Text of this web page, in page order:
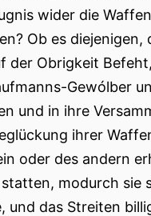
wider die
Ob es diejenigen,
der Obrigkeit
Gewólber
und in ihre
ihrer
oder des andern
modurch sie
und das Streiten